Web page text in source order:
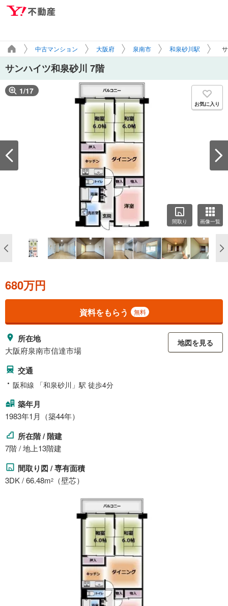
中古マンション 大阪府 泉南市 和泉砂川駅
サンハイツ和泉砂川 7階
1/17
お気に入り
間取り 画像一覧
680万円
資料をもらう 無料
所在地
大阪府泉南市信達市場
地図を見る
交通
阪和線 「和泉砂川」駅 徒歩4分
築年月
1983年1月（築44年）
所在階 / 階建
7階 / 地上13階建
間取り図 / 専有面積
3DK / 66.48m2 （壁芯）